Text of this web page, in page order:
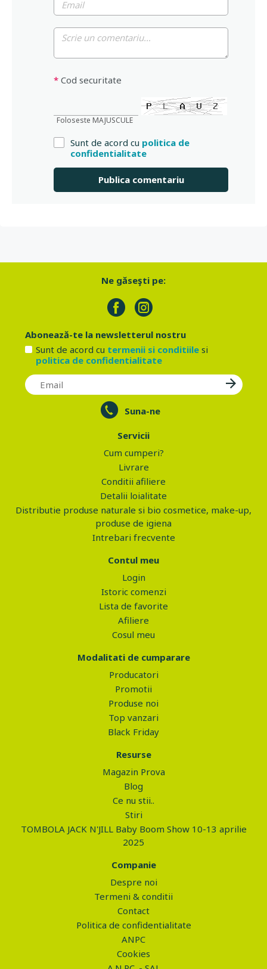
* Cod securitate
Foloseste MAJUSCULE
Sunt de acord cu politica de
confidentialitate
Ne găseşti pe:
Abonează-te la newsletterul nostru
Sunt de acord cu termenii si conditiilesi
politica de confidentialitate
Suna-ne
Servicii
Cum cumperi?
Livrare
Conditii afiliere
Detalii loialitate
Distributie produse naturale si bio cosmetice, make-up,
produse de igiena
Intrebari frecvente
Contul meu
Login
Istoric comenzi
Lista de favorite
Afiliere
Cosul meu
Modalitati de cumparare
Producatori
Promotii
Produse noi
Top vanzari
Black Friday
Resurse
Magazin Prova
Blog
Ce nu stii..
Stiri
TOMBOLA JACK N'JILL Baby Boom Show 10-13 aprilie
2025
Companie
Despre noi
Termeni & conditii
Contact
Politica de confidentialitate
ANPC
Cookies